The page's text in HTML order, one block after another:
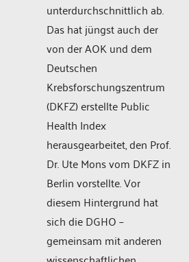
unterdurchschnittlich ab.
Das hat jüngst auch der
von der AOK und dem
Deutschen
Krebsforschungszentrum
(DKFZ) erstellte Public
Health Index
herausgearbeitet, den Prof.
Dr. Ute Mons vom DKFZ in
Berlin vorstellte. Vor
diesem Hintergrund hat
sich die DGHO –
gemeinsam mit anderen